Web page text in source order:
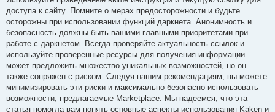
доступа к сайту. Помните о мерах предосторожности и будьте
осторожны при использовании функций даркнета. Анонимность и
безопасность должны быть вашими главными приоритетами при
работе с даркнетом. Всегда проверяйте актуальность ссылок и
используйте проверенные ресурсы для получения информации.
может предложить множество уникальных возможностей, но он
также сопряжен с риском. Следуя нашим рекомендациям, вы можете
минимизировать эти риски и максимально безопасно использовать
возможности, предлагаемые Marketplace. Мы надеемся, что эта
статья помогла вам понять основные аспекты использования Kaken и